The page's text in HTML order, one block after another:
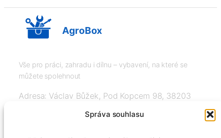
Správa souhlasu
AgroBox
Vše pro práci, zahradu i dílnu – vybavení, na které se
můžete spolehnout
Adresa: Václav Bůžek, Pod Kopcem 98, 38203